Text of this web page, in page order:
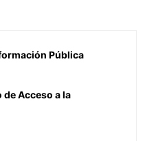
Pública
Acceso a la